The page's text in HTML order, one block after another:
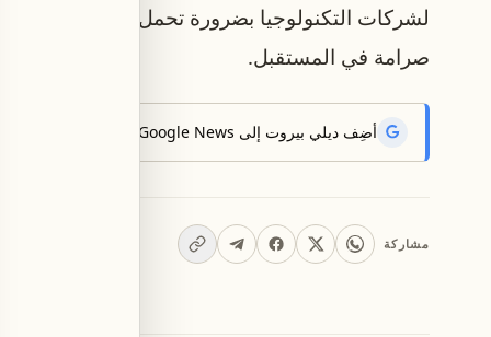
لشركات التكنولوجيا بضرورة تحمل مسؤولية أكبر
صرامة في المستقبل.
أضِف ديلي بيروت إلى Google News لتتلقّى أحدث الأخبار أوّلاً.
مشاركة